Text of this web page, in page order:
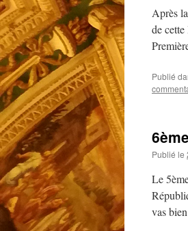
Après
de
Publié
Publié le
Le
vas